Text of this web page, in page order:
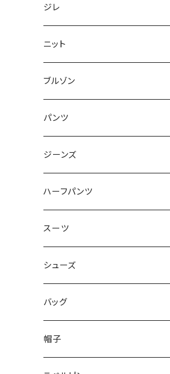
50/XL～
48/L
50/XL～
46/M
48/L
50/XL～
～44/S
46/M
48/L
50/XL～
ジレ
～44/S
46/M
48/L
50/XL～
ニット
～44/S
46/M
48/L
50/XL～
ブルゾン
～44/S
46/M
48/L
50/XL～
パンツ
～44/S
46/M
48/L
50/XL～
ジーンズ
～44/S
46/M
48/L
50/XL～
ハーフパンツ
～44/S
46/M
48/L
50/XL～
スーツ
～44/S
46/M
48/L
シューズ
～25.5cm
26cm～
バッグ
帽子